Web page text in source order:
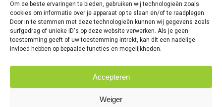
Om de beste ervaringen te bieden, gebruiken wij technologieën zoals
cookies om informatie over je apparaat op te slaan en/of te raadplegen.
Door in te stemmen met deze technologieën kunnen wij gegevens zoals
surfgedrag of unieke ID's op deze website verwerken. Als je geen
toestemming geeft of uw toestemming intrekt, kan dit een nadelige
invloed hebben op bepaalde functies en mogelijkheden.
Accepteren
Weiger
Zadels